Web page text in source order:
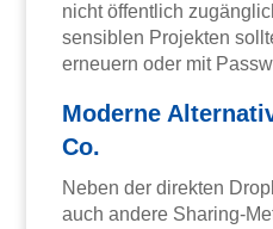
nicht öffentlich
sensiblen Projekten
erneuern oder mit
Moderne
Co.
Neben der direkten
auch andere Sharing-